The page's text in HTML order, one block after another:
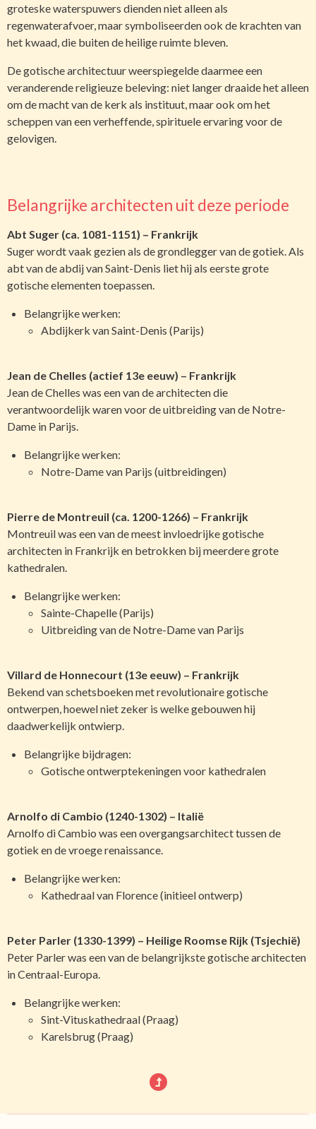
groteske waterspuwers dienden niet alleen als
regenwaterafvoer, maar symboliseerden ook de krachten van
het kwaad, die buiten de heilige ruimte bleven.
De gotische architectuur weerspiegelde daarmee een
veranderende religieuze beleving: niet langer draaide het alleen
om de macht van de kerk als instituut, maar ook om het
scheppen van een verheffende, spirituele ervaring voor de
gelovigen.
Belangrijke architecten uit deze periode
Abt Suger (ca. 1081-1151) – Frankrijk
Suger wordt vaak gezien als de grondlegger van de gotiek. Als
abt van de abdij van Saint-Denis liet hij als eerste grote
gotische elementen toepassen.
Belangrijke werken:
Abdijkerk van Saint-Denis (Parijs)
Jean de Chelles (actief 13e eeuw) – Frankrijk
Jean de Chelles was een van de architecten die
verantwoordelijk waren voor de uitbreiding van de Notre-
Dame in Parijs.
Belangrijke werken:
Notre-Dame van Parijs (uitbreidingen)
Pierre de Montreuil (ca. 1200-1266) – Frankrijk
Montreuil was een van de meest invloedrijke gotische
architecten in Frankrijk en betrokken bij meerdere grote
kathedralen.
Belangrijke werken:
Sainte-Chapelle (Parijs)
Uitbreiding van de Notre-Dame van Parijs
Villard de Honnecourt (13e eeuw) – Frankrijk
Bekend van schetsboeken met revolutionaire gotische
ontwerpen, hoewel niet zeker is welke gebouwen hij
daadwerkelijk ontwierp.
Belangrijke bijdragen:
Gotische ontwerptekeningen voor kathedralen
Arnolfo di Cambio (1240-1302) – Italië
Arnolfo di Cambio was een overgangsarchitect tussen de
gotiek en de vroege renaissance.
Belangrijke werken:
Kathedraal van Florence (initieel ontwerp)
Peter Parler (1330-1399) – Heilige Roomse Rijk (Tsjechië)
Peter Parler was een van de belangrijkste gotische architecten
in Centraal-Europa.
Belangrijke werken:
Sint-Vituskathedraal (Praag)
Karelsbrug (Praag)